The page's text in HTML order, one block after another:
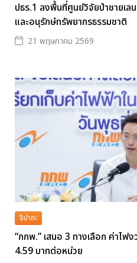
ปธร.1 ลงพื้นที่ศูนย์วิจัยป่าชายเล
และอนุรักษ์ทรัพยากรธรรมชาติ
21 พฤษภาคม 2569
จิปาถะ
“กกพ.” เสนอ 3 ทางเลือก ค่าไ
4.59 บาทต่อหน่วย